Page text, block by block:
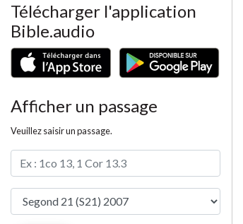
Télécharger l'application
Bible.audio
Afficher un passage
Veuillez saisir un passage.